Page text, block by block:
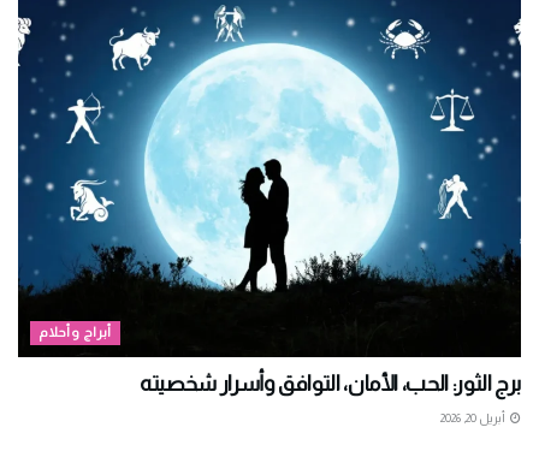
أبراج وأحلام
برج الثور: الحب، الأمان، التوافق وأسرار شخصيته
أبريل 20, 2026